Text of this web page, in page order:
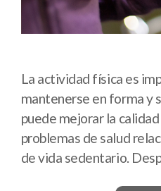
La actividad física es
mantenerse en forma y
puede mejorar la
problemas de salud
de vida sedentario.